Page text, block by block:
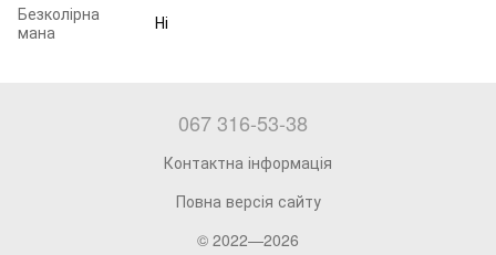
Безколірна
мана
Ні
067 316-53-38
Контактна інформація
Повна версія сайту
© 2022—2026